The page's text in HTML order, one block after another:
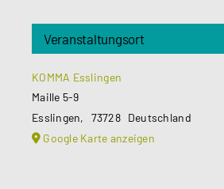
Veranstaltungsort
KOMMA Esslingen
Maille 5-9
Esslingen, 73728 Deutschland
Google Karte anzeigen